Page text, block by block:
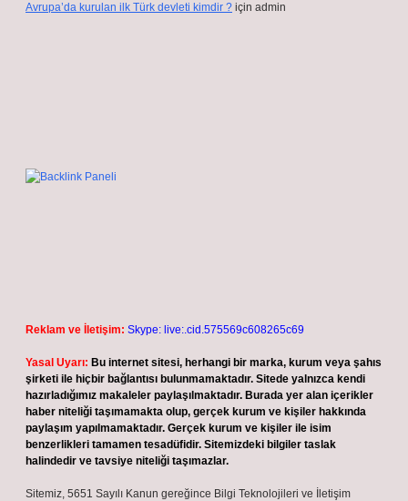
Avrupa’da kurulan ilk Türk devleti kimdir ? için admin
Reklam ve İletişim: Skype: live:.cid.575569c608265c69
Yasal Uyarı: Bu internet sitesi, herhangi bir marka, kurum veya şahıs
şirketi ile hiçbir bağlantısı bulunmamaktadır. Sitede yalnızca kendi
hazırladığımız makaleler paylaşılmaktadır. Burada yer alan içerikler
haber niteliği taşımamakta olup, gerçek kurum ve kişiler hakkında
paylaşım yapılmamaktadır. Gerçek kurum ve kişiler ile isim
benzerlikleri tamamen tesadüfidir. Sitemizdeki bilgiler taslak
halindedir ve tavsiye niteliği taşımazlar.
Sitemiz, 5651 Sayılı Kanun gereğince Bilgi Teknolojileri ve İletişim